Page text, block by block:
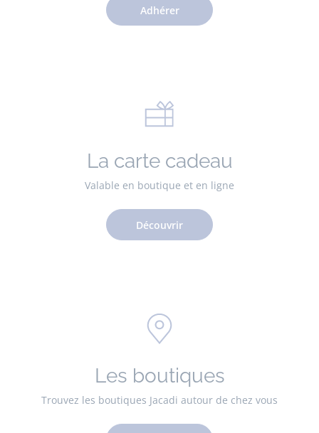
Adhérer
La carte cadeau
Valable en boutique et en ligne
Découvrir
Les boutiques
Trouvez les boutiques Jacadi autour de chez vous